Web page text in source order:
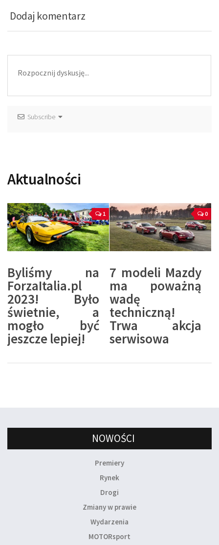
Dodaj komentarz
Subscribe
Aktualności
1
Byliśmy na
ForzaItalia.pl
2023! Było
świetnie, a
mogło być
jeszcze lepiej!
0
7 modeli Mazdy
ma poważną
wadę
techniczną!
Trwa akcja
serwisowa
NOWOŚCI
Premiery
Rynek
Drogi
Zmiany w prawie
Wydarzenia
MOTORsport